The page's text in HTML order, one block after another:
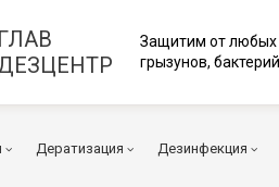
ГЛАВ
Защитим от любых
грызунов,
Дератизация Дезинфекция